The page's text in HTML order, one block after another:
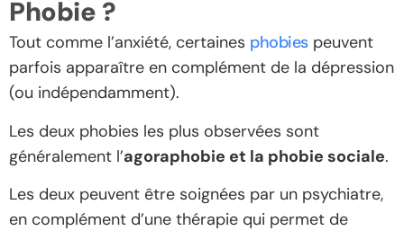
Phobie ?
Tout comme l’anxiété, certaines phobiespeuvent
parfois apparaître en complément de la dépression
(ou indépendamment).
Les deux phobies les plus observées sont
généralement l’agoraphobie et la phobie sociale.
Les deux peuvent être soignées par un psychiatre,
en complément d’une thérapie qui permet de